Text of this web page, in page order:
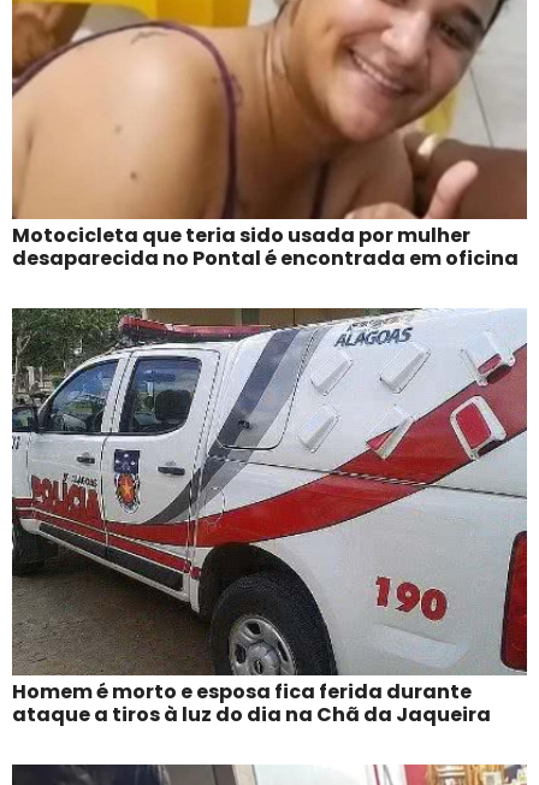
Motocicleta que teria sido usada por mulher
desaparecida no Pontal é encontrada em oficina
Homem é morto e esposa fica ferida durante
ataque a tiros à luz do dia na Chã da Jaqueira